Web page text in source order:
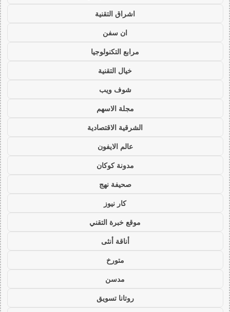
اشراق التقنية
ان سفن
مرابع التكنولوجيا
خيال التقنية
شوف ويب
مجلة الاسهم
الشرقية الاقتصادية
عالم الايفون
مدونة كوكان
صحيفة نهج
كار نيوز
موقع خبرة التقني
أناقة أنثى
متورخ
مدسن
روتانا تسويق